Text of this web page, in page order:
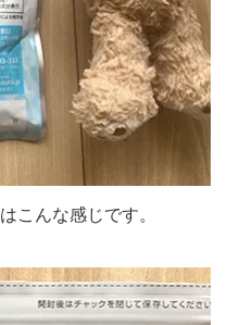
こんな感じです。